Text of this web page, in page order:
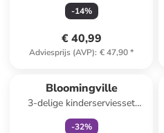
-14%
€ 40,99
Adviesprijs (AVP): € 47,90*
Bloomingville
3-delige kinderserviesset
"Charlie" wit/lichtblauw
-32%